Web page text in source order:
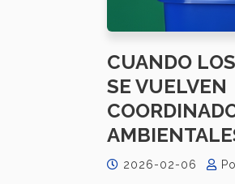
CUANDO
SE VUELVEN
2026-02-06